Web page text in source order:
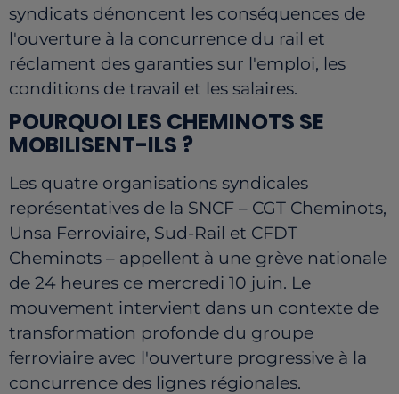
syndicats dénoncent les conséquences de
l'ouverture à la concurrence du rail et
réclament des garanties sur l'emploi, les
conditions de travail et les salaires.
POURQUOI LES CHEMINOTS SE
MOBILISENT-ILS ?
Les quatre organisations syndicales
représentatives de la SNCF – CGT Cheminots,
Unsa Ferroviaire, Sud-Rail et CFDT
Cheminots – appellent à une grève nationale
de 24 heures ce mercredi 10 juin. Le
mouvement intervient dans un contexte de
transformation profonde du groupe
ferroviaire avec l'ouverture progressive à la
concurrence des lignes régionales.